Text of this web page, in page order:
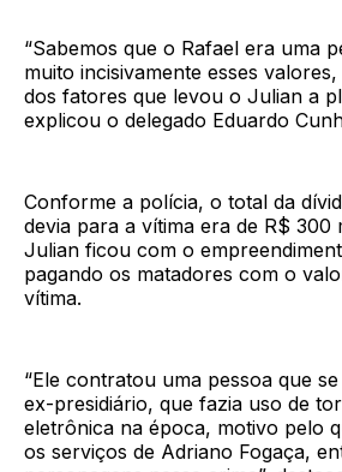
“Sabemos que o Rafael era uma
muito incisivamente esses
dos fatores que levou o Julian a
explicou o delegado Eduardo
Conforme a polícia, o total da
devia para a vítima era de R$ 300
Julian ficou com o
pagando os matadores com o
vítima.
“Ele contratou uma pessoa que
ex-presidiário, que fazia uso de
eletrônica na época, motivo pelo
os serviços de Adriano Fogaça,